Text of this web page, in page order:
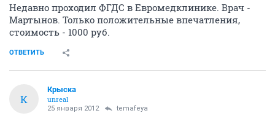
Недавно проходил ФГДС в Евромедклинике. Врач -
Мартынов. Только положительные впечатления,
стоимость - 1000 руб.
ОТВЕТИТЬ
К
Крыска
unreal
25 января 2012 temafeya